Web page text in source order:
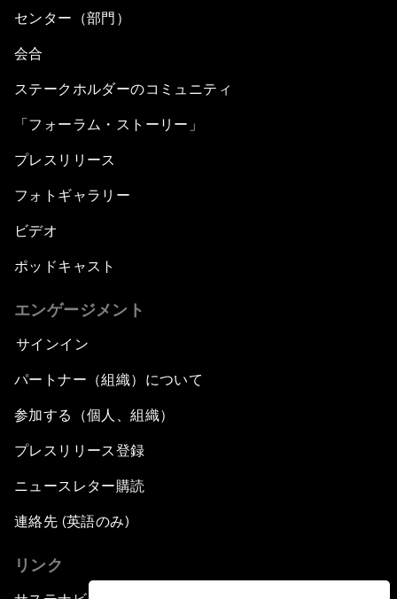
センター（部門）
会合
ステークホルダーのコミュニティ
「フォーラム・ストーリー」
プレスリリース
フォトギャラリー
ビデオ
ポッドキャスト
エンゲージメント
サインイン
パートナー（組織）について
参加する（個人、組織）
プレスリリース登録
ニュースレター購読
連絡先 (英語のみ)
リンク